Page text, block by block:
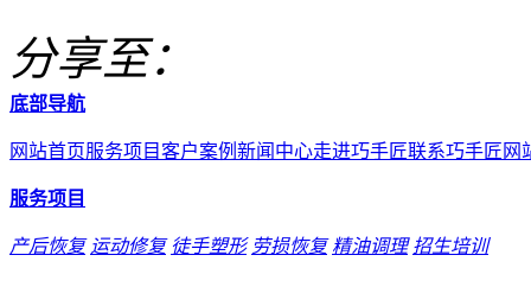
分享至：
底部导航
网站首页服务项目客户案例 新闻中心走进巧手匠联系巧手匠 网
服务项目
产后恢复 运动修复 徒手塑形 劳损恢复 精油调理 招生培训